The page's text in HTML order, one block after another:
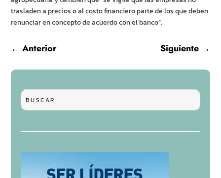
trasladen a precios o al costo financiero parte de los que deben
renunciar en concepto de acuerdo con el banco”.
←Anterior Siguiente→